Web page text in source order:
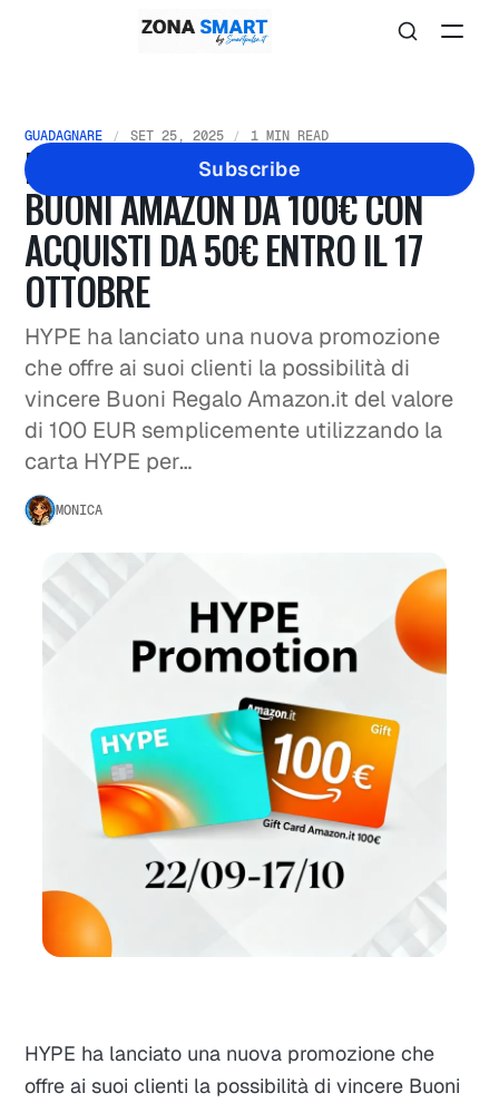
Subscribe
GUADAGNARE SET 25, 2025 1 MIN READ
PROMOZIONE HYPE 2025: VINCI
BUONI AMAZON DA 100€ CON
ACQUISTI DA 50€ ENTRO IL 17
OTTOBRE
HYPE ha lanciato una nuova promozione
che offre ai suoi clienti la possibilità di
vincere Buoni Regalo Amazon.it del valore
di 100 EUR semplicemente utilizzando la
carta HYPE per…
MONICA
HYPE ha lanciato una nuova promozione che
offre ai suoi clienti la possibilità di vincere Buoni